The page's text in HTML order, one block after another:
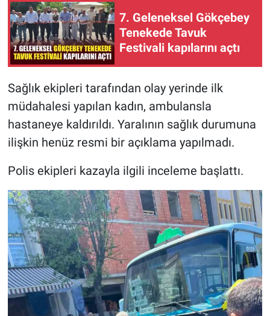
7. Geleneksel Gökçebey
Tenekede Tavuk
Festivali kapılarını açtı
Sağlık ekipleri tarafından olay yerinde ilk
müdahalesi yapılan kadın, ambulansla
hastaneye kaldırıldı. Yaralının sağlık durumuna
ilişkin henüz resmi bir açıklama yapılmadı.
Polis ekipleri kazayla ilgili inceleme başlattı.